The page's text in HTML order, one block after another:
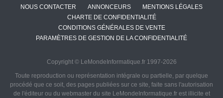
NOUS CONTACTER ANNONCEURS
MENTIONS LÉGALES
CHARTE DE CONFIDENTIALITÉ
CONDITIONS GÉNÉRALES DE VENTE
PARAMÈTRES DE GESTION DE LA CONFIDENTIALITÉ
Copyright © LeMondeInformatique.fr 1997-2026
Toute reproduction ou représentation intégrale ou partielle, par quelque
procédé que ce soit, des pages publiées sur ce site, faite sans l'autorisation
de l'éditeur ou du webmaster du site LeMondeInformatique.fr est illicite et